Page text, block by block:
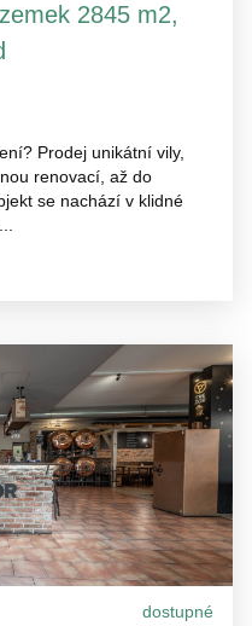
2845 m2,
Prodej unikátní vily,
renovací, až do
se nachází v klidné
dostupné